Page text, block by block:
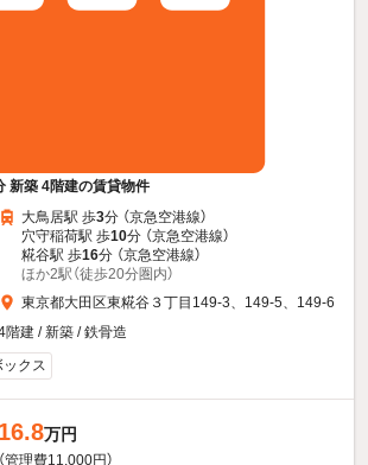
新築 4階建の賃貸物件
大鳥居駅 歩3分 （京急空港線）
穴守稲荷駅 歩10分 （京急空港線）
糀谷駅 歩16分 （京急空港線）
ほか2駅（徒歩20分圏内）
東京都大田区東糀谷３丁目149-3、149-5、149-6
階建 / 新築 / 鉄骨造
クス
16.8万円
（管理費11,000円）